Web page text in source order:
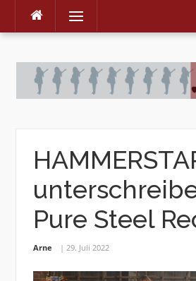
Skip
Menu
Pure Steel
Arne 29. Juli 2022